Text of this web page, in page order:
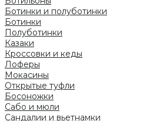
Ботинки и полуботинки
Ботинки
Полуботинки
Казаки
Кроссовки и кеды
Лоферы
Мокасины
Открытые туфли
Босоножки
Сабо и мюли
Сандалии и вьетнамки